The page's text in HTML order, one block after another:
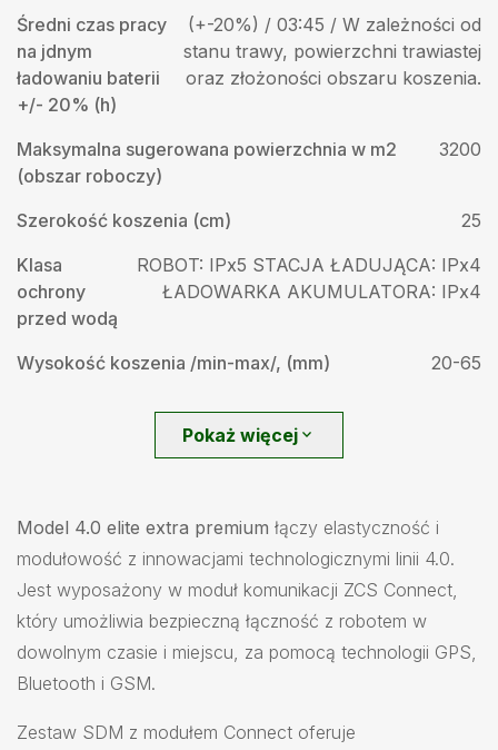
Średni czas pracy
na jdnym
ładowaniu baterii
+/- 20% (h)
(+-20%) / 03:45 / W zależności od
stanu trawy, powierzchni trawiastej
oraz złożoności obszaru koszenia.
Maksymalna sugerowana powierzchnia w m2
(obszar roboczy)
3200
Szerokość koszenia (cm)
25
Klasa
ochrony
przed wodą
ROBOT: IPx5 STACJA ŁADUJĄCA: IPx4
ŁADOWARKA AKUMULATORA: IPx4
Wysokość koszenia /min-max/, (mm) 20-65
Pokaż więcej expand_more
Model 4.0 elite extra premium łączy elastyczność i
modułowość z innowacjami technologicznymi linii 4.0.
Jest wyposażony w moduł komunikacji ZCS Connect,
który umożliwia bezpieczną łączność z robotem w
dowolnym czasie i miejscu, za pomocą technologii GPS,
Bluetooth i GSM.
Zestaw SDM z modułem Connect oferuje